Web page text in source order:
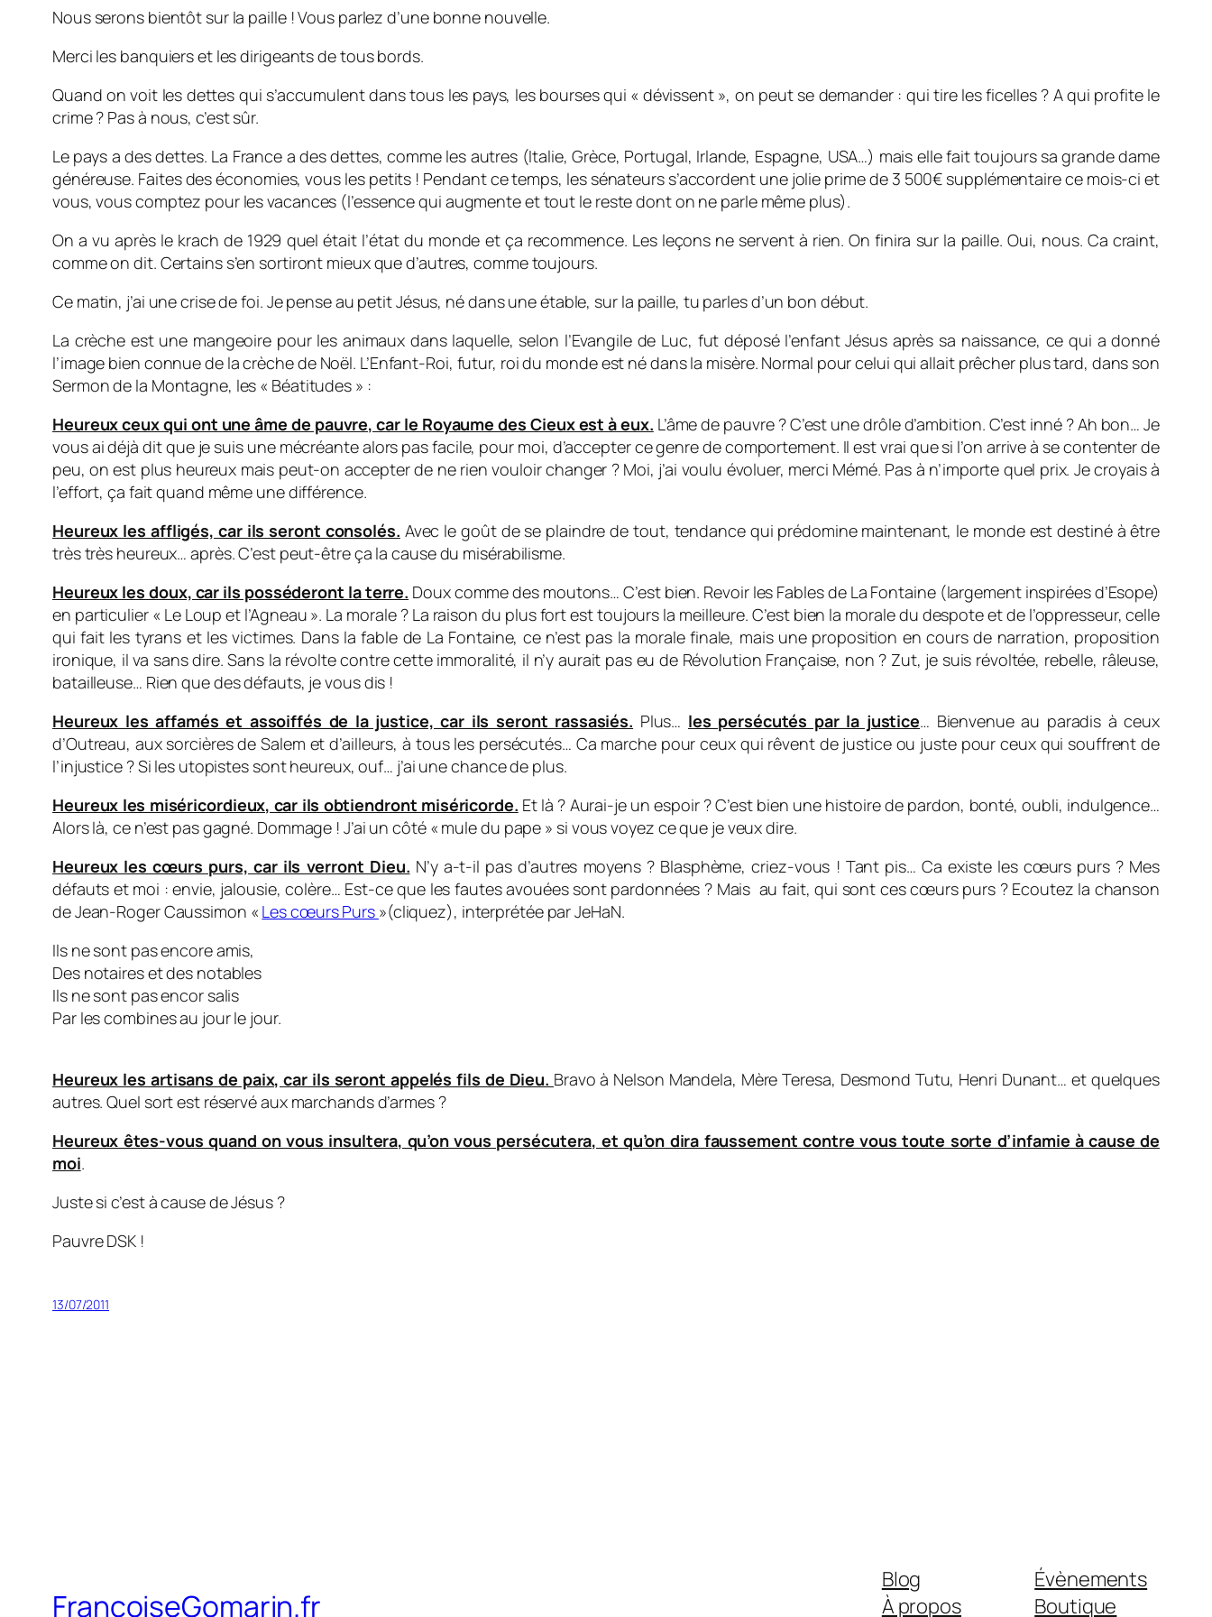
Nous serons bientôt sur la paille ! Vous parlez d’une bonne nouvelle.
Merci les banquiers et les dirigeants de tous bords.
Quand on voit les dettes qui s’accumulent dans tous les pays, les bourses qui « dévissent », on peut se demander : qui tire les ficelles ? A qui profite le
crime ? Pas à nous, c’est sûr.
Le pays a des dettes. La France a des dettes, comme les autres (Italie, Grèce, Portugal, Irlande, Espagne, USA…) mais elle fait toujours sa grande dame
généreuse. Faites des économies, vous les petits ! Pendant ce temps, les sénateurs s’accordent une jolie prime de 3 500€ supplémentaire ce mois-ci et
vous, vous comptez pour les vacances (l’essence qui augmente et tout le reste dont on ne parle même plus).
On a vu après le krach de 1929 quel était l’état du monde et ça recommence. Les leçons ne servent à rien. On finira sur la paille. Oui, nous. Ca craint,
comme on dit. Certains s’en sortiront mieux que d’autres, comme toujours.
Ce matin, j’ai une crise de foi. Je pense au petit Jésus, né dans une étable, sur la paille, tu parles d’un bon début.
La crèche est une mangeoire pour les animaux dans laquelle, selon l’Evangile de Luc, fut déposé l’enfant Jésus après sa naissance, ce qui a donné
l’image bien connue de la crèche de Noël. L’Enfant-Roi, futur, roi du monde est né dans la misère. Normal pour celui qui allait prêcher plus tard, dans son
Sermon de la Montagne, les « Béatitudes » :
Heureux ceux qui ont une âme de pauvre, car le Royaume des Cieux est à eux. L’âme de pauvre ? C’est une drôle d’ambition. C’est inné ? Ah bon… Je
vous ai déjà dit que je suis une mécréante alors pas facile, pour moi, d’accepter ce genre de comportement. Il est vrai que si l’on arrive à se contenter de
peu, on est plus heureux mais peut-on accepter de ne rien vouloir changer ? Moi, j’ai voulu évoluer, merci Mémé. Pas à n’importe quel prix. Je croyais à
l’effort, ça fait quand même une différence.
Heureux les affligés, car ils seront consolés. Avec le goût de se plaindre de tout, tendance qui prédomine maintenant, le monde est destiné à être
très très heureux… après. C’est peut-être ça la cause du misérabilisme.
Heureux les doux, car ils posséderont la terre. Doux comme des moutons… C’est bien. Revoir les Fables de La Fontaine (largement inspirées d’Esope)
en particulier « Le Loup et l’Agneau ». La morale ? La raison du plus fort est toujours la meilleure. C’est bien la morale du despote et de l’oppresseur, celle
qui fait les tyrans et les victimes. Dans la fable de La Fontaine, ce n’est pas la morale finale, mais une proposition en cours de narration, proposition
ironique, il va sans dire. Sans la révolte contre cette immoralité, il n’y aurait pas eu de Révolution Française, non ? Zut, je suis révoltée, rebelle, râleuse,
batailleuse… Rien que des défauts, je vous dis !
Heureux les affamés et assoiffés de la justice, car ils seront rassasiés. Plus… les persécutés par la justice… Bienvenue au paradis à ceux
d’Outreau, aux sorcières de Salem et d’ailleurs, à tous les persécutés… Ca marche pour ceux qui rêvent de justice ou juste pour ceux qui souffrent de
l’injustice ? Si les utopistes sont heureux, ouf… j’ai une chance de plus.
Heureux les miséricordieux, car ils obtiendront miséricorde. Et là ? Aurai-je un espoir ? C’est bien une histoire de pardon, bonté, oubli, indulgence…
Alors là, ce n’est pas gagné. Dommage ! J’ai un côté « mule du pape » si vous voyez ce que je veux dire.
Heureux les cœurs purs, car ils verront Dieu. N’y a-t-il pas d’autres moyens ? Blasphème, criez-vous ! Tant pis… Ca existe les cœurs purs ? Mes
défauts et moi : envie, jalousie, colère… Est-ce que les fautes avouées sont pardonnées ? Mais au fait, qui sont ces cœurs purs ? Ecoutez la chanson
de Jean-Roger Caussimon « Les cœurs Purs »(cliquez), interprétée par JeHaN.
Ils ne sont pas encore amis,
Des notaires et des notables
Ils ne sont pas encor salis
Par les combines au jour le jour.
Heureux les artisans de paix, car ils seront appelés fils de Dieu. Bravo à Nelson Mandela, Mère Teresa, Desmond Tutu, Henri Dunant… et quelques
autres. Quel sort est réservé aux marchands d’armes ?
Heureux êtes-vous quand on vous insultera, qu’on vous persécutera, et qu’on dira faussement contre vous toute sorte d’infamie à cause de
moi.
Juste si c’est à cause de Jésus ?
Pauvre DSK !
13/07/2011
FrancoiseGomarin.fr
Blog
À propos
Évènements
Boutique